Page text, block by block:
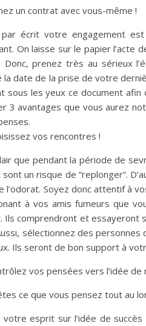
un contrat avec vous-même !
écrit votre engagement
On laisse sur le papier l’acte
Donc, prenez très au sérieux
la date de la prise de votre
sous les yeux ce document afin
3 avantages que vous aurez
vos rencontres !
que pendant la période de
un risque de “replonger”.
l’odorat. Soyez donc attentif à
à vos amis fumeurs que
Ils comprendront et essayeront
sélectionnez des
Ils seront de bon support à
vos pensées vers l’idée
ce que vous pensez tout au
votre esprit sur l’idée de